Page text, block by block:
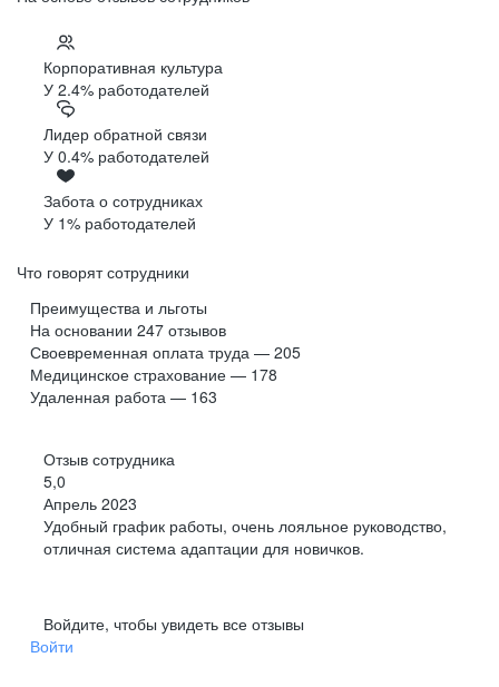
Корпоративная культура
У 2.4% работодателей
Лидер обратной связи
У 0.4% работодателей
Забота о сотрудниках
У 1% работодателей
Что говорят сотрудники
Преимущества и льготы
На основании 247 отзывов
Своевременная оплата труда — 205
Медицинское страхование — 178
Удаленная работа — 163
Отзыв сотрудника
5,0
Апрель 2023
Удобный график работы, очень лояльное руководство,
отличная система адаптации для новичков.
Войдите, чтобы увидеть все отзывы
Войти